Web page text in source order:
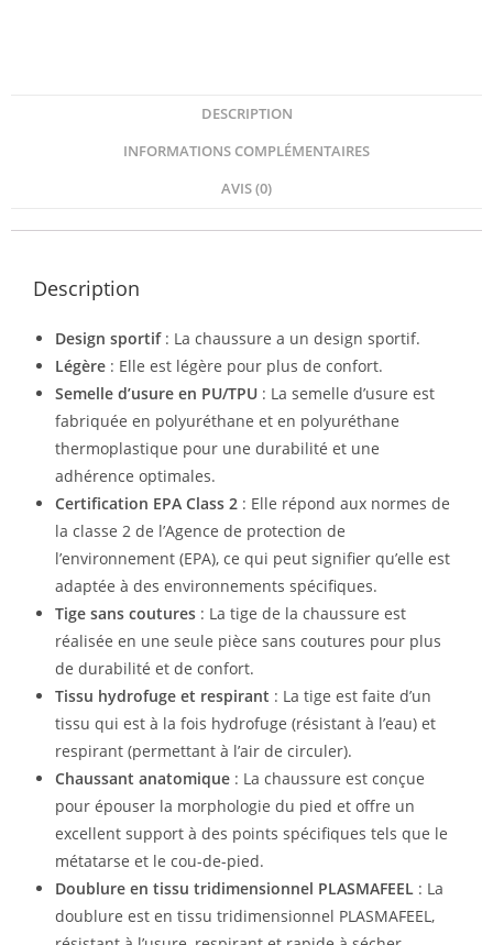
DESCRIPTION
INFORMATIONS COMPLÉMENTAIRES
AVIS (0)
Description
Design sportif: La chaussure a un design sportif.
Légère : Elle est légère pour plus de confort.
Semelle d’usure en PU/TPU : La semelle d’usure est
fabriquée en polyuréthane et en polyuréthane
thermoplastique pour une durabilité et une
adhérence optimales.
Certification EPA Class 2 : Elle répond aux normes de
la classe 2 de l’Agence de protection de
l’environnement (EPA), ce qui peut signifier qu’elle est
adaptée à des environnements spécifiques.
Tige sans coutures : La tige de la chaussure est
réalisée en une seule pièce sans coutures pour plus
de durabilité et de confort.
Tissu hydrofuge et respirant : La tige est faite d’un
tissu qui est à la fois hydrofuge (résistant à l’eau) et
respirant (permettant à l’air de circuler).
Chaussant anatomique : La chaussure est conçue
pour épouser la morphologie du pied et offre un
excellent support à des points spécifiques tels que le
métatarse et le cou-de-pied.
Doublure en tissu tridimensionnel PLASMAFEEL : La
doublure est en tissu tridimensionnel PLASMAFEEL,